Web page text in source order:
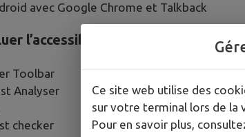
avec Google Chrome et Talkback
l’accessibilité
Toolbar
Analyser
checker
Ce site web utilise des
sur votre terminal lors de la
Pour en savoir plus,